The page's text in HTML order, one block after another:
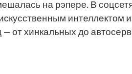
на рэпере. В
интеллектом
от хинкальных до